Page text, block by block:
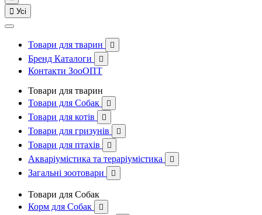
 Усі
Товари для тварин 
Бренд Каталоги 
Контакти ЗооОПТ
Товари для тварин
Товари для Собак

Товари для котів 
Товари для гризунів 
Товари для птахів 
Акваріумістика та тераріумістика 
Загальні зоотовари 
Товари для Собак
Корм для Собак
